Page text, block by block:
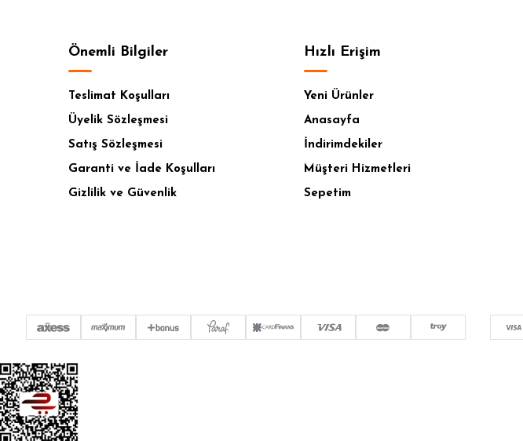
Önemli Bilgiler
Teslimat Koşulları
Üyelik Sözleşmesi
Satış Sözleşmesi
Garanti ve İade Koşulları
Gizlilik ve Güvenlik
Hızlı Erişim
Yeni Ürünler
Anasayfa
İndirimdekiler
Müşteri Hizmetleri
Sepetim